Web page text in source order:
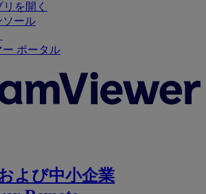
リを開く
ソール
ー ポータル
よび中小企業